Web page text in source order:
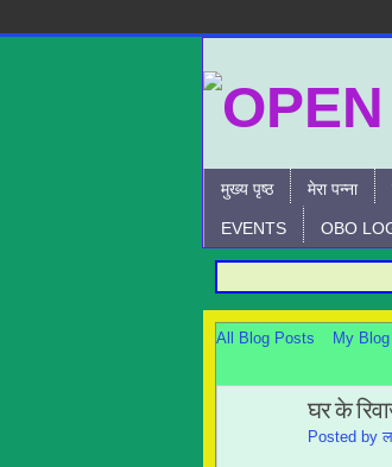
मुख्य पृष्ठ मेरा पन्ना
EVENTS OBO
All Blog Posts My Blog
घर के
Posted by